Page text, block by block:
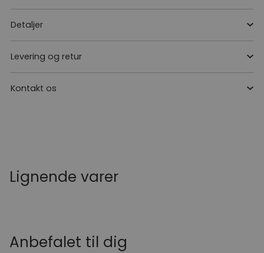
Detaljer
Levering og retur
Kontakt os
Lignende varer
Anbefalet til dig